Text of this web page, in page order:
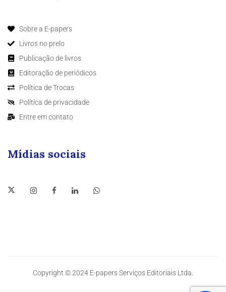
Sobre a E-papers
Livros no prelo
Publicação de livros
Editoração de periódicos
Política de Trocas
Política de privacidade
Entre em contato
Mídias sociais
Copyright © 2024 E-papers Serviços Editoriais Ltda.